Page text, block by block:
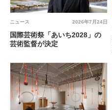
2026年7月24日
ニュース
国際芸術祭「あいち2028」の
芸術監督が決定